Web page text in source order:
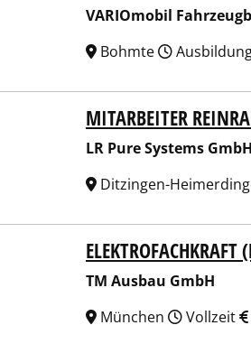
VARIOmobil
Bohmte
Systems GmbHMITARBEITER
LR Pure Systems GmbH
Ditzingen-
GmbH
TM Ausbau GmbH
München
Vollzeit